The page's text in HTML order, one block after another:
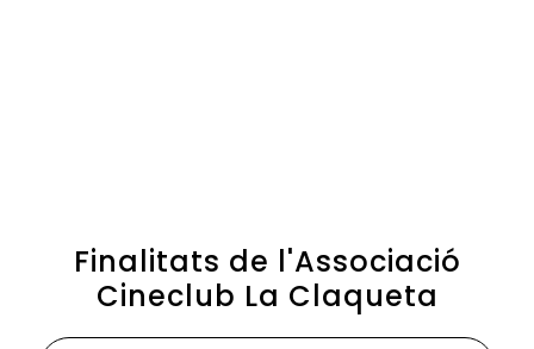
Finalitats de l'Associació
Cineclub La Claqueta